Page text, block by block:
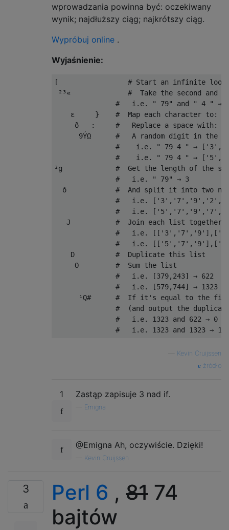
wprowadzania powinna być: oczekiwany
wynik; najdłuższy ciąg; najkrótszy ciąg.
Wypróbuj online .
Wyjaśnienie:
[
# Start an infinite loop
²³«
#  Take the second and
#   i.e. " 79" and " 4 " →
ε
}
#  Map each character to:
ð
:
#   Replace a space with:
9ÝΩ
#   A random digit in the
#    i.e. " 79 4 " →
#    i.e. " 79 4 " →
²g #  Get the length of the
#   i.e. " 79" → 3
ô
#  And split it into two
#   i.e.
#   i.e.
   J
#  Join each list together
#   i.e.
#   i.e.
    D
#  Duplicate this list
     O
#  Sum the list
#   i.e. [379,243] → 622
#   i.e. [579,744] → 1323
¹Q#      #  If it's equal to the
#  (and output the
#   i.e. 1323 and 622 → 0
#   i.e. 1323 and 1323 → 1
Kevin Cruijssen
źródło
1 Zastąp zapisuje 3 nad if.
Emigna
@Emigna Ah, oczywiście. Dzięki!
Kevin Cruijssen
3 Perl 6 , 81 74
bajtów